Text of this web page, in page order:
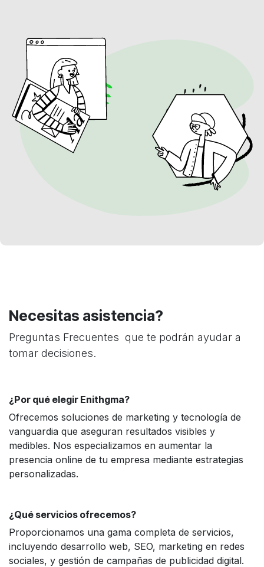
Necesitas asistencia?
Preguntas Frecuentes que te podrán ayudar a
tomar decisiones.
¿Por qué elegir Enithgma?
Ofrecemos soluciones de marketing y tecnología de
vanguardia que aseguran resultados visibles y
medibles. Nos especializamos en aumentar la
presencia online de tu empresa mediante estrategias
personalizadas.
¿Qué servicios ofrecemos?
Proporcionamos una gama completa de servicios,
incluyendo desarrollo web, SEO, marketing en redes
sociales, y gestión de campañas de publicidad digital.